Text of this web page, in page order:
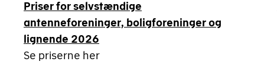
Priser for selvstændige
antenneforeninger, boligforeninger og
lignende 2026
Se priserne her